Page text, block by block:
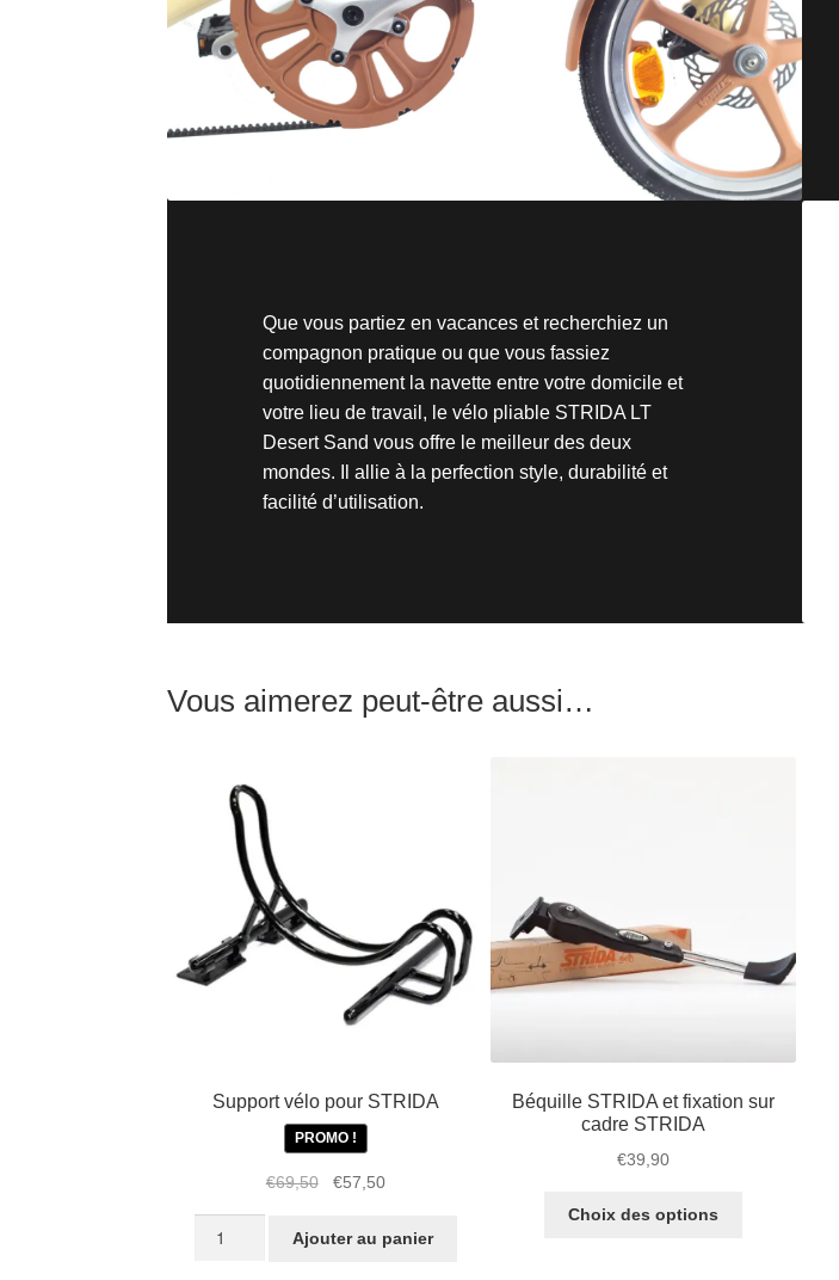
Que vous partiez en vacances et recherchiez un
compagnon pratique ou que vous fassiez
quotidiennement la navette entre votre domicile et
votre lieu de travail, le vélo pliable STRIDA LT
Desert Sand vous offre le meilleur des deux
mondes. Il allie à la perfection style, durabilité et
facilité d’utilisation.
Vous aimerez peut-être aussi…
Support vélo pour STRIDA
PROMO !
€69,50
Le
initial
€57,50Le
actuel
Ajouter au panier
Béquille STRIDA et fixation sur
cadre STRIDA
€39,90
Choix des options